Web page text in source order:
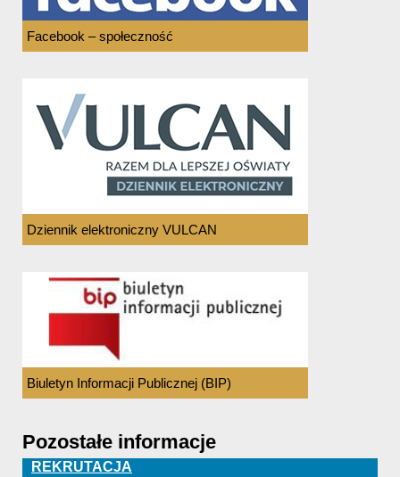
Facebook – społeczność
Dziennik elektroniczny VULCAN
Biuletyn Informacji Publicznej (BIP)
Pozostałe informacje
REKRUTACJA